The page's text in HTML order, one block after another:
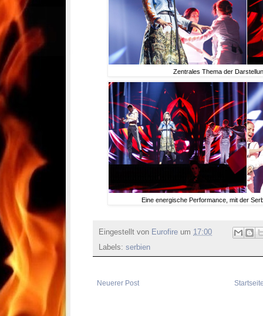
Zentrales Thema der
Eine energische Performance, mit der
Eingestellt von Eurofire um 17:00
Labels: serbien
Neuerer Post